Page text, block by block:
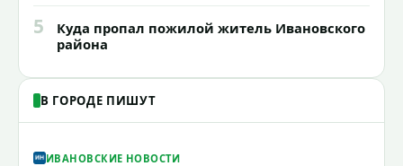
5
Куда пропал пожилой житель Ивановского
района
В ГОРОДЕ ПИШУТ
ИВАНОВСКИЕ НОВОСТИ